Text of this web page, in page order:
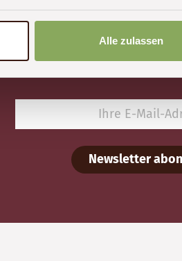
Alle zulassen
Sie nicht Ihre
Newsletter